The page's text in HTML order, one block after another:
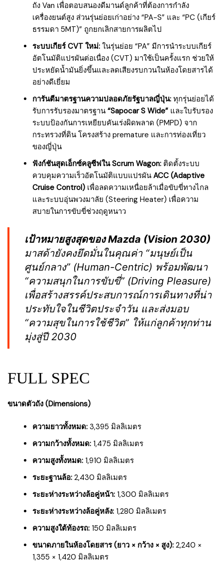
ถัง Van เพื่อตอบสนองดีมานด์ลูกค้าที่ต้องการกำลัง
เครื่องยนต์สูง ส่วนรุ่นย่อยเก่าอย่าง “PA-S” และ “PC (เกียร์
ธรรมดา 5MT)” ถูกยกเลิกสายการผลิตไป
ระบบเกียร์ CVT ใหม่: ในรุ่นย่อย “PA” มีการนำระบบเกียร์
อัตโนมัติแปรผันต่อเนื่อง (CVT) มาใช้เป็นครั้งแรก ช่วยให้
ประหยัดน้ำมันยิ่งขึ้นและลดเสียงรบกวนในห้องโดยสารได้
อย่างดีเยี่ยม
การันตีมาตรฐานความปลอดภัยรัฐบาลญี่ปุ่น: ทุกรุ่นย่อยได้
รับการรับรองมาตรฐาน “Sapocar S Wide” และใบรับรอง
ระบบป้องกันการเหยียบคันเร่งผิดพลาด (PMPD) จาก
กระทรวงที่ดิน โครงสร้าง premature และการท่องเที่ยว
ของญี่ปุ่น
ฟังก์ชันสุดเอ็กซ์คลูซีฟใน Scrum Wagon: ติดตั้งระบบ
ควบคุมความเร็วอัตโนมัติแบบแปรผัน ACC (Adaptive
Cruise Control) เพื่อลดความเหนื่อยล้าเมื่อขับขี่ทางไกล
และระบบอุ่นพวงมาลัย (Steering Heater) เพื่อความ
สบายในการขับขี่ช่วงฤดูหนาว
เป้าหมายสูงสุดของ Mazda (Vision 2030)
มาสด้ายังคงยึดมั่นในคุณค่า “มนุษย์เป็น
ศูนย์กลาง” (Human-Centric) พร้อมพัฒนา
“ความสนุกในการขับขี่” (Driving Pleasure)
เพื่อสร้างสรรค์ประสบการณ์การเดินทางที่น่า
ประทับใจในชีวิตประจำวัน และส่งมอบ
“ความสุขในการใช้ชีวิต” ให้แก่ลูกค้าทุกท่าน
มุ่งสู่ปี 2030
FULL SPEC
ขนาดตัวถัง (Dimensions)
ความยาวทั้งหมด: 3,395 มิลลิเมตร
ความกว้างทั้งหมด: 1,475 มิลลิเมตร
ความสูงทั้งหมด: 1,910 มิลลิเมตร
ระยะฐานล้อ: 2,430 มิลลิเมตร
ระยะห่างระหว่างล้อคู่หน้า: 1,300 มิลลิเมตร
ระยะห่างระหว่างล้อคู่หลัง: 1,280 มิลลิเมตร
ความสูงใต้ท้องรถ: 150 มิลลิเมตร
ขนาดภายในห้องโดยสาร (ยาว × กว้าง × สูง): 2,240 ×
1,355 × 1,420 มิลลิเมตร